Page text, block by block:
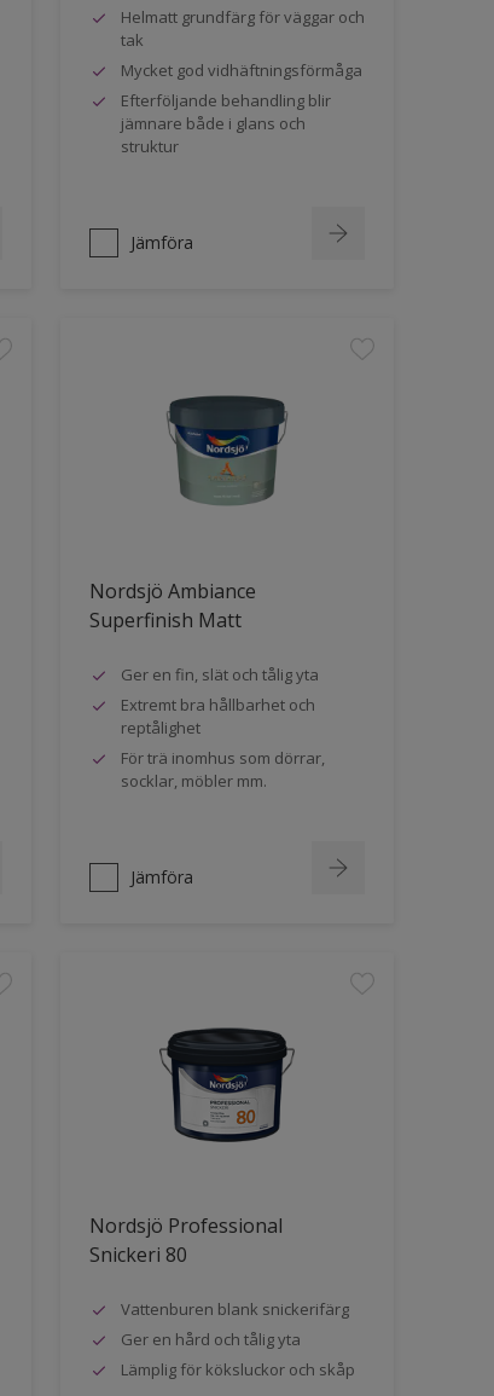
Helmatt grundfärg för väggar och
tak
Mycket god vidhäftningsförmåga
Efterföljande behandling blir
jämnare både i glans och
struktur
Jämföra
Nordsjö Ambiance
Superfinish Matt
Ger en fin, slät och tålig yta
Extremt bra hållbarhet och
reptålighet
För trä inomhus som dörrar,
socklar, möbler mm.
Jämföra
Nordsjö Professional
Snickeri 80
Vattenburen blank snickerifärg
Ger en hård och tålig yta
Lämplig för köksluckor och skåp